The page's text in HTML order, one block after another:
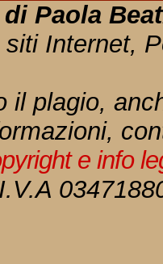
Paola
Internet,
il plagio,
e info